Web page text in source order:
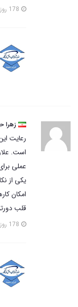
زهرا
رعایت
است.
عملی
یکی از
امکان
قلب